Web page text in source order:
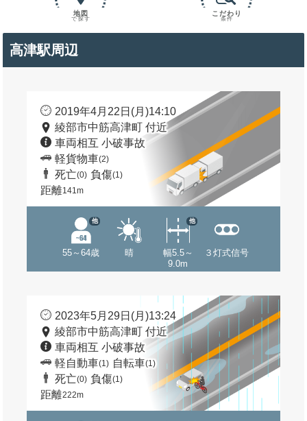
地図
で探す
こだわり
条件
高津駅周辺
2019年4月22日(月)14:10
綾部市中筋高津町 付近
車両相互 小破事故
軽貨物車(2)
死亡(0) 負傷(1)
距離141m
55～64歳
他
晴
幅5.5～
9.0m
他
３灯式信号
2023年5月29日(月)13:24
綾部市中筋高津町 付近
車両相互 小破事故
軽自動車(1) 自転車(1)
死亡(0) 負傷(1)
距離222m